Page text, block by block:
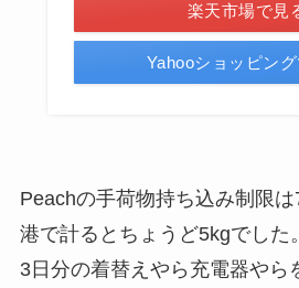
楽天市場で見
Yahooショッピン
Peachの手荷物持ち込み制限
港で計るとちょうど5kgでした。
3日分の着替えやら充電器やら